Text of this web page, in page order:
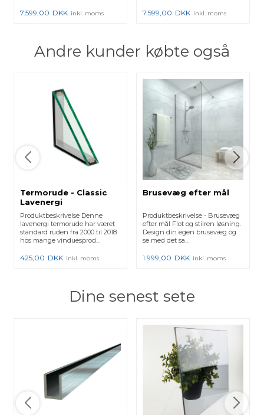
7.599,00 DKK inkl. moms 7.599,00 DKK inkl. moms
Andre kunder købte også
Termorude - Classic
Lavenergi
Produktbeskrivelse Denne
lavenergi termorude har været
standard ruden fra 2000 til 2018
hos mange vinduesprod...
425,00 DKK inkl. moms
Brusevæg efter mål
Produktbeskrivelse - Brusevæg
efter mål Flot og stilren løsning.
Design din egen brusevæg og
se med det sa...
1.999,00 DKK inkl. moms
Dine senest sete